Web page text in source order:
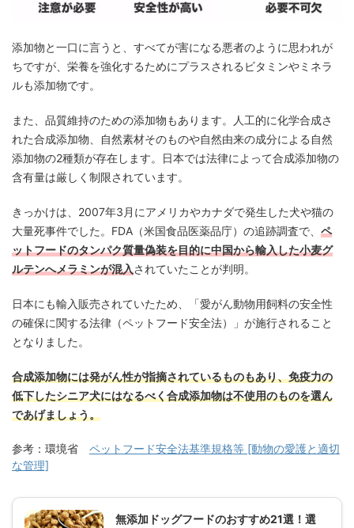
添加物と一口に言うと、すべてが害になる悪者のように思われが
ちですが、栄養を強化するためにプラスされるビタミンやミネラ
ルも添加物です。
また、品質維持のための添加物もあります。人工的に化学合成さ
れた合成添加物、自然素材そのものや自然由来の成分による自然
添加物の2種類が存在します。日本では法律によって合成添加物の
含有量は厳しく制限されています。
きっかけは、2007年3月にアメリカやカナダで発生した犬や猫の
大量死事件でした。FDA（米国食品医薬品庁）の追跡調査で、 ペ
ットフードのタンパク質量偽装を目的に中国から輸入した小麦グ
ルテンへメラミンが混入されていたことが判明。
日本にも輸入販売されていたため、「愛がん動物用飼料の安全性
の確保に関する法律（ペットフード安全法）」が施行されること
となりました。
合成添加物には発がん性が指摘されているものもあり、免疫力の
低下したシニア犬にはなるべく合成添加物は不使用のものを選ん
であげましょう。
参考：環境省 ペットフード安全法基準規格等 [動物の愛護と適切
な管理]
無添加ドッグフードのおすすめ21選！選